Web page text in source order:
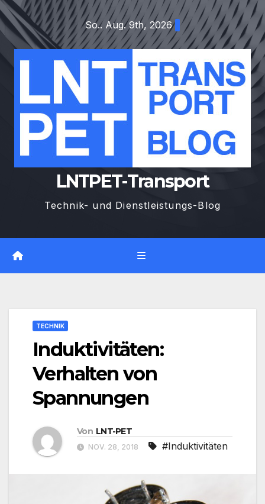
Zum
Inhalt
springen
So.. Aug. 9th, 2026
LNTPET-Transport
Technik- und Dienstleistungs-Blog
TECHNIK
Induktivitäten:
Verhalten von
Spannungen
Von LNT-PET
NOV. 28, 2018 #Induktivitäten